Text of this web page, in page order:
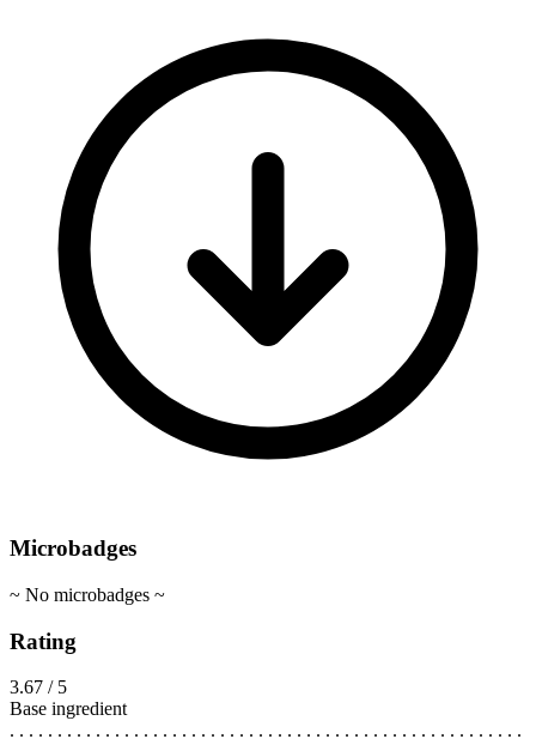
Microbadges
~ No microbadges ~
Rating
3.67 / 5
Base ingredient
. . . . . . . . . . . . . . . . . . . . . . . . . . . . . . . . . . . . . . . . . . . . . . . . . . . . . .